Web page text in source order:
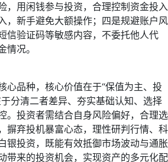
，用闲钱参与投资，合理控制资金投入
，新手避免大额操作；四是规避账户风
信验证码等敏感内容，不委托他人代
情况。
心品种，核心价值在于“保值为主、投
分清二者差异、夯实基础认知、选择
。投资者需结合自身风险偏好，合理选
摒弃投机暴富心态，理性研判行情、科
银投资，既能有效抵御市场波动与通胀
带来的投资机会，实现资产的多元化配